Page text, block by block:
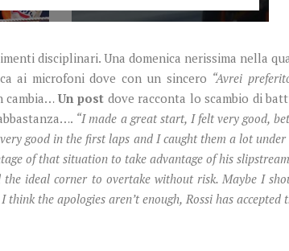
disciplinari. Una domenica nerissima nella
ai microfoni dove con un sincero “Avrei
cambia… Un post dove racconta lo scambio di
“I made a great start, I felt very good,
good in the first laps and I caught them a lot
of that situation to take advantage of his
ideal corner to overtake without risk. Maybe I
the apologies aren’t enough, Rossi has accepted